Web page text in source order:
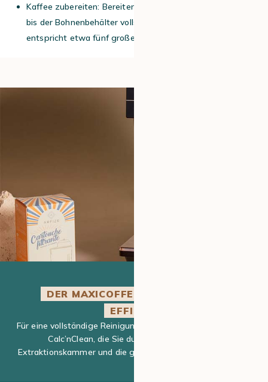
Kaffee zubereiten: Bereiten Sie wie gewohnt Kaffee zu,
bis der Bohnenbehälter vollständig leer ist. Dies
entspricht etwa fünf großen Tassen Kaffee.
DER MAXICOFFEE-TIPP FÜR MEHR
EFFIZIENZ
Für eine vollständige Reinigung verwenden Sie die Funktion
Calc’nClean, die Sie durch die Reinigung der
Extraktionskammer und die gleichzeitige Entkalkung führt.